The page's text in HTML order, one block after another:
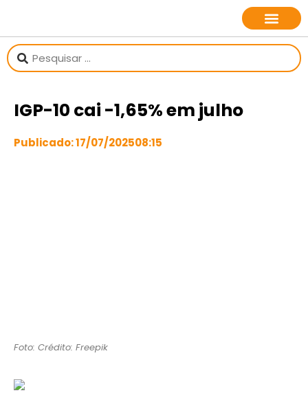
IGP-10 cai -1,65% em julho
Publicado:17/07/202508:15
Foto: Crédito: Freepik